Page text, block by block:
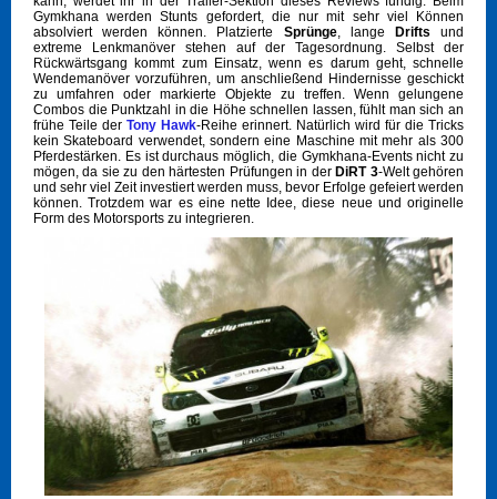
Gymkhana werden Stunts gefordert, die nur mit sehr viel Können
absolviert werden können. Platzierte Sprünge, lange Drifts und
extreme Lenkmanöver stehen auf der Tagesordnung. Selbst der
Rückwärtsgang kommt zum Einsatz, wenn es darum geht, schnelle
Wendemanöver vorzuführen, um anschließend Hindernisse geschickt
zu umfahren oder markierte Objekte zu treffen. Wenn gelungene
Combos die Punktzahl in die Höhe schnellen lassen, fühlt man sich an
frühe Teile der Tony Hawk-Reihe erinnert. Natürlich wird für die Tricks
kein Skateboard verwendet, sondern eine Maschine mit mehr als 300
Pferdestärken. Es ist durchaus möglich, die Gymkhana-Events nicht zu
mögen, da sie zu den härtesten Prüfungen in der DiRT 3-Welt gehören
und sehr viel Zeit investiert werden muss, bevor Erfolge gefeiert werden
können. Trotzdem war es eine nette Idee, diese neue und originelle
Form des Motorsports zu integrieren.